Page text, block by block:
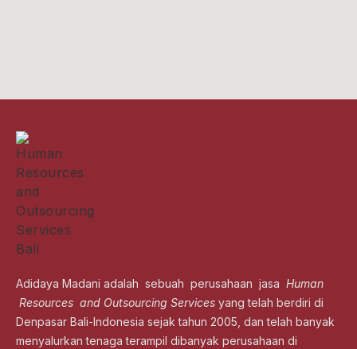
Adidaya Madani adalah sebuah perusahaan jasa Human
Resources and Outsourcing Services yang telah berdiri di
Denpasar Bali-Indonesia sejak tahun 2005, dan telah banyak
menyalurkan tenaga terampil dibanyak perusahaan di